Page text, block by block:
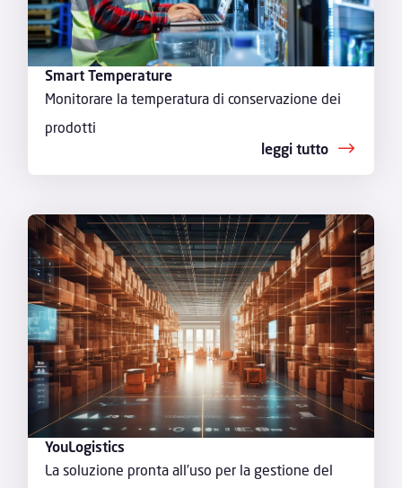
Smart Temperature
Monitorare la temperatura di conservazione dei
prodotti
leggi tutto
YouLogistics
La soluzione pronta all’uso per la gestione del